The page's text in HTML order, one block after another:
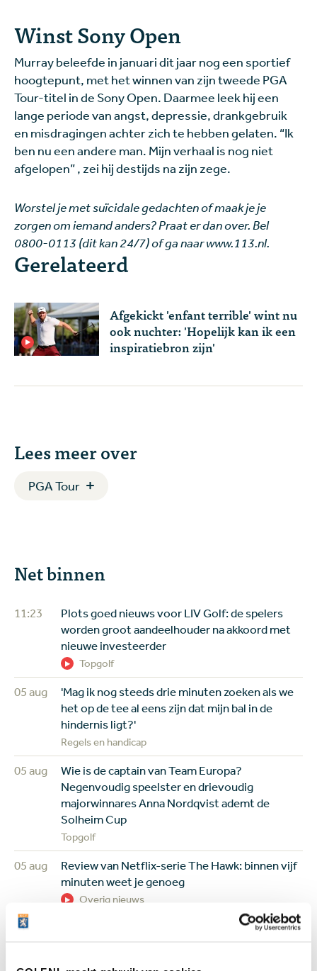
Winst Sony Open
Murray beleefde in januari dit jaar nog een sportief
hoogtepunt, met het winnen van zijn tweede PGA
Tour-titel in de Sony Open. Daarmee leek hij een
lange periode van angst, depressie, drankgebruik
en misdragingen achter zich te hebben gelaten. “Ik
ben nu een andere man. Mijn verhaal is nog niet
afgelopen” , zei hij destijds na zijn zege.
Worstel je met suïcidale gedachten of maak je je
zorgen om iemand anders? Praat er dan over. Bel
0800-0113 (dit kan 24/7) of ga naar www.113.nl.
Gerelateerd
Afgekickt 'enfant terrible' wint nu
ook nuchter: 'Hopelijk kan ik een
inspiratiebron zijn'
Lees meer over
PGA Tour
Net binnen
11:23
Plots goed nieuws voor LIV Golf: de spelers
worden groot aandeelhouder na akkoord met
nieuwe investeerder
Topgolf
05 aug
'Mag ik nog steeds drie minuten zoeken als we
het op de tee al eens zijn dat mijn bal in de
hindernis ligt?'
Regels en handicap
05 aug
Wie is de captain van Team Europa?
Negenvoudig speelster en drievoudig
majorwinnares Anna Nordqvist ademt de
Solheim Cup
Topgolf
05 aug
Review van Netflix-serie The Hawk: binnen vijf
minuten weet je genoeg
Overig nieuws
04 aug
Donald Trump claimt twee clubtitels op eigen